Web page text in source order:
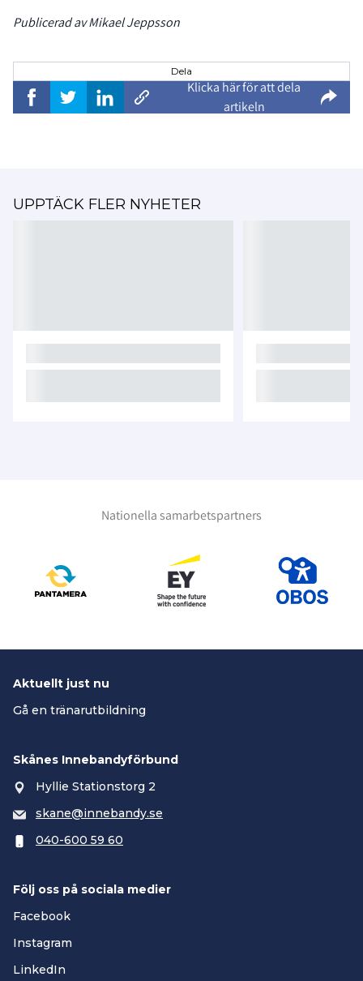
Publicerad av Mikael Jeppsson
Dela
Klicka här för att dela
artikeln
UPPTÄCK FLER NYHETER
Nationella samarbetspartners
Aktuellt just nu
Gå en tränarutbildning
Skånes Innebandyförbund
Hyllie Stationstorg 2
skane@innebandy.se
040-600 59 60
Följ oss på sociala medier
Facebook
Instagram
LinkedIn